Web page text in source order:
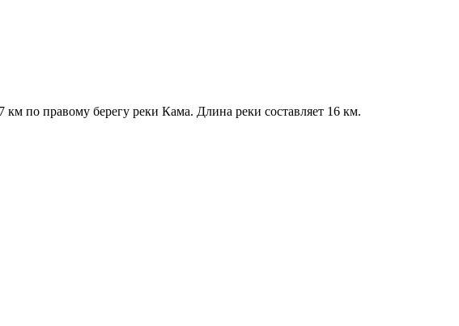
по правому берегу реки Кама. Длина реки составляет 16 км.